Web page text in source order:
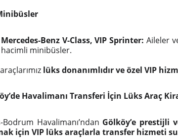
Mercedes-Benz V-Class, VIP Sprinter: Aileler
hacimli minibüsler.
lüks donanımlıdır ve özel VIP
Havalimanı Transferi İçin Lüks Araç
Bodrum Havalimanı’ndan Gölköy’e prestijli
için VIP lüks araçlarla transfer hizmeti